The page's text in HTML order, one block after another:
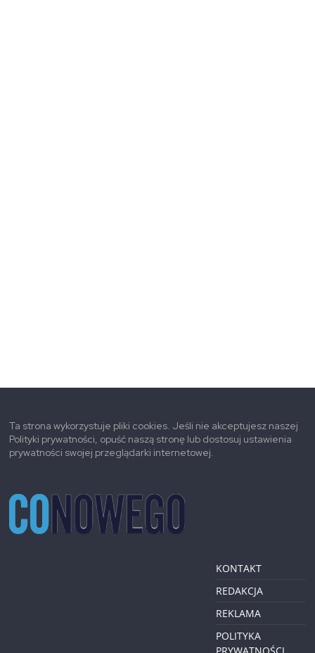
Ta strona wykorzystuje pliki cookies. Jeśli nie akceptujesz naszej
Polityki prywatności, opuść naszą stronę lub dostosuj ustawienia
prywatności swojej przeglądarki internetowej.
KONTAKT
REDAKCJA
REKLAMA
POLITYKA
PRYWATNOŚCI